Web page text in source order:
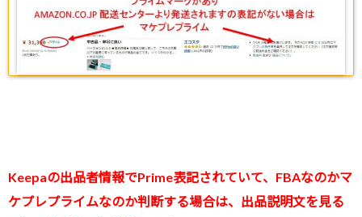
Keepaの出品者情報でPrime表記されていて、FBAなのかマ
ケプレプライムなのか判断する場合は、出品説明文を見る